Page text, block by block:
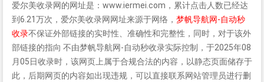
爱尔美收录网的网址是：www.iermei.com，累计点击人数已经达
到6.21万次， 爱尔美收录网 网址来源于网络， 梦帆导航网-自动秒
收录不保证外部链接的实时性、准确性和完整性，同时，对于该外
部链接的指向 不由梦帆导航网-自动秒收录实际控制，于2025年08
月05日收录时，该网页上属于合规合法的内容，以静态页面储存于
此，后期网页的内容如出现违规，可以直接联系网站管理员进行删